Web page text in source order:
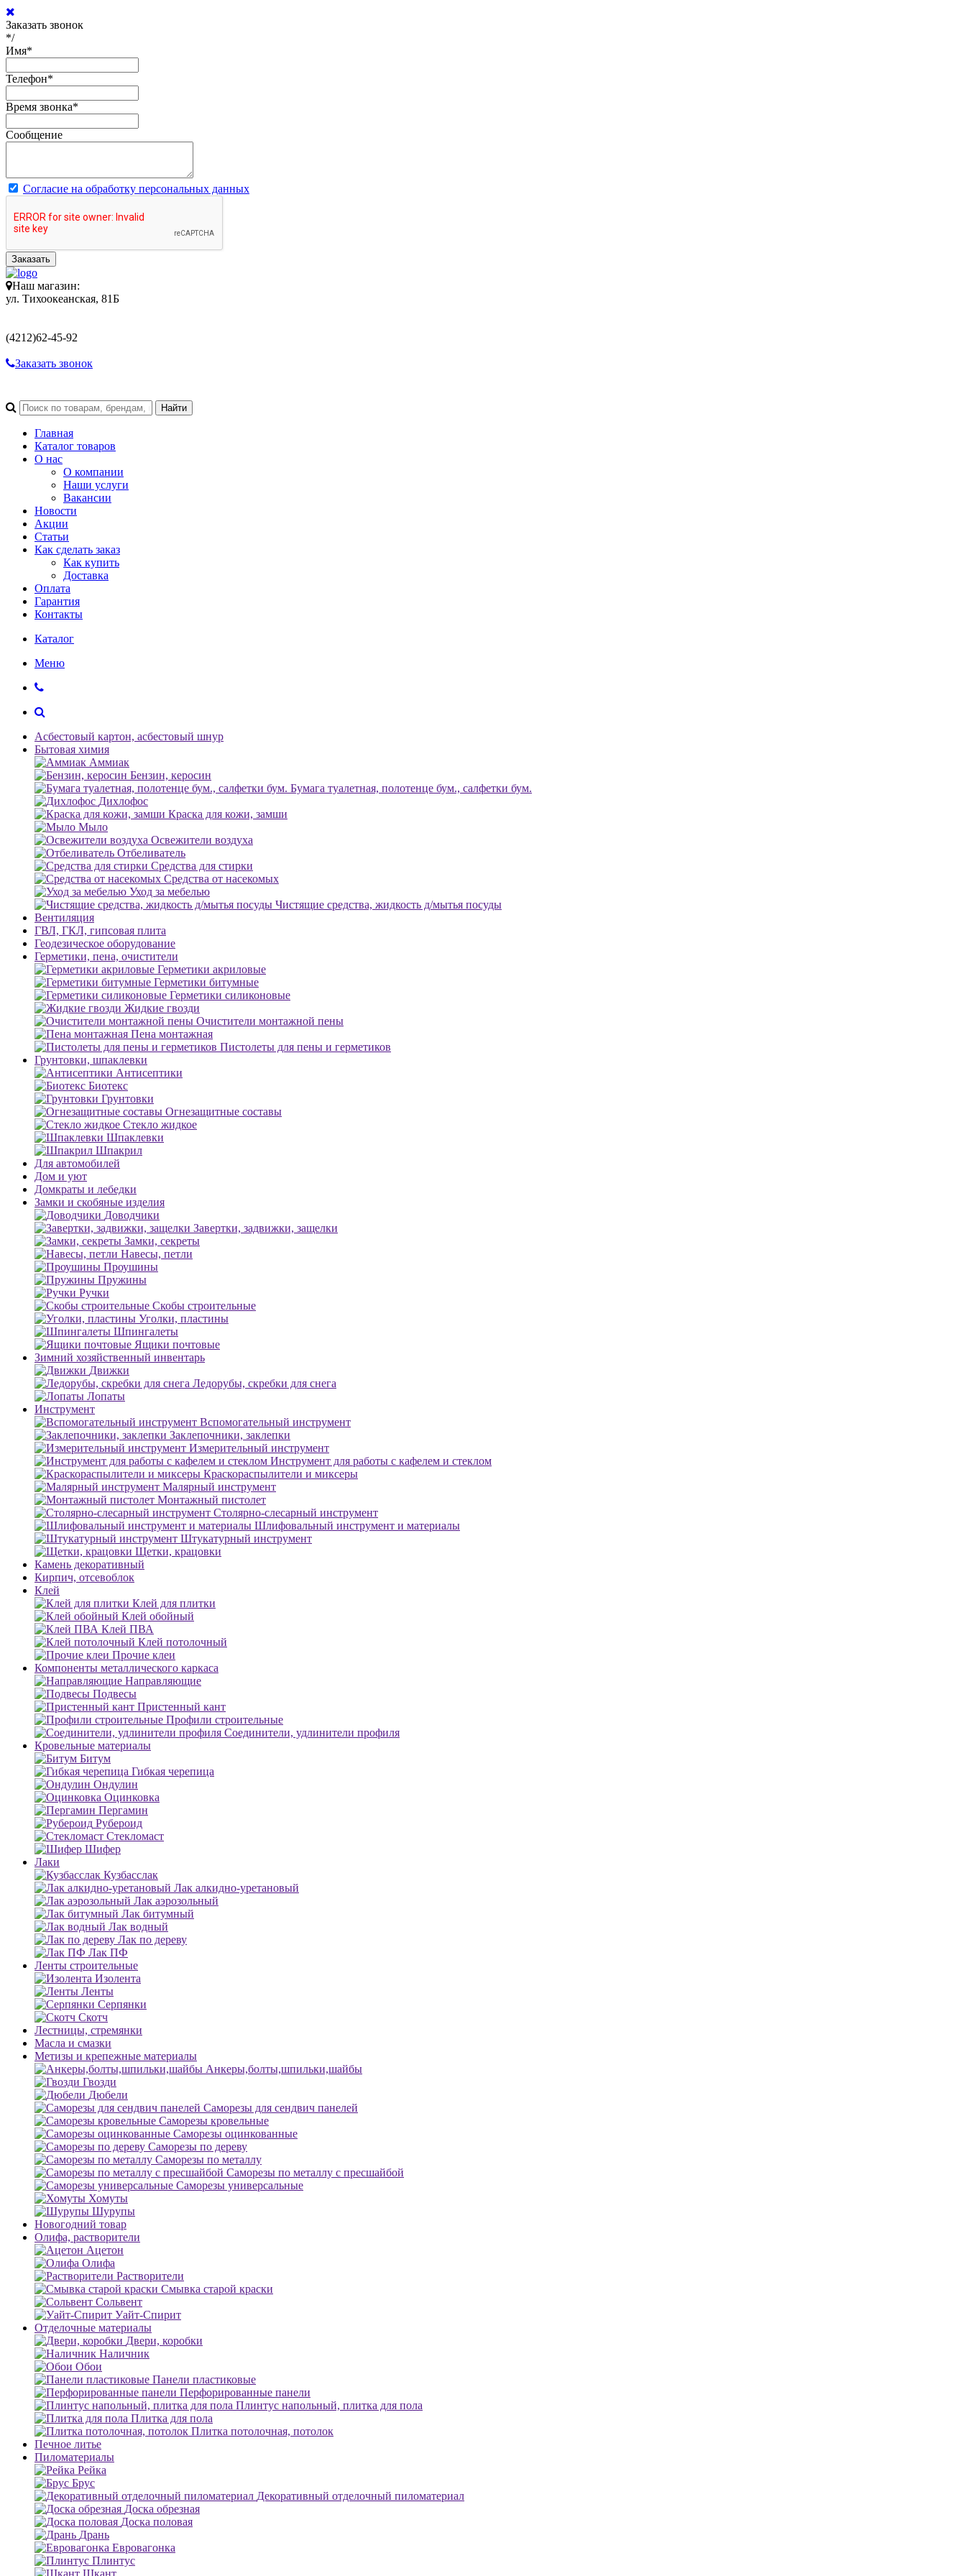
Заказать звонок
*/
Имя*
Телефон*
Время звонка*
Сообщение
Согласие на обработку персональных данных
Заказать
Наш магазин:
ул. Тихоокеанская, 81Б
(4212)62-45-92
Заказать звонок
Главная
Каталог товаров
О нас
О компании
Наши услуги
Вакансии
Новости
Акции
Статьи
Как сделать заказ
Как купить
Доставка
Оплата
Гарантия
Контакты
Каталог
Меню
Асбестовый картон, асбестовый шнур
Бытовая химия
Аммиак
Бензин, керосин
Бумага туалетная, полотенце бум., салфетки бум.
Дихлофос
Краска для кожи, замши
Мыло
Освежители воздуха
Отбеливатель
Средства для стирки
Средства от насекомых
Уход за мебелью
Чистящие средства, жидкость д/мытья посуды
Вентиляция
ГВЛ, ГКЛ, гипсовая плита
Геодезическое оборудование
Герметики, пена, очистители
Герметики акриловые
Герметики битумные
Герметики силиконовые
Жидкие гвозди
Очистители монтажной пены
Пена монтажная
Пистолеты для пены и герметиков
Грунтовки, шпаклевки
Антисептики
Биотекс
Грунтовки
Огнезащитные составы
Стекло жидкое
Шпаклевки
Шпакрил
Для автомобилей
Дом и уют
Домкраты и лебедки
Замки и скобяные изделия
Доводчики
Завертки, задвижки, защелки
Замки, секреты
Навесы, петли
Проушины
Пружины
Ручки
Скобы строительные
Уголки, пластины
Шпингалеты
Ящики почтовые
Зимний хозяйственный инвентарь
Движки
Ледорубы, скребки для снега
Лопаты
Инструмент
Вспомогательный инструмент
Заклепочники, заклепки
Измерительный инструмент
Инструмент для работы с кафелем и стеклом
Краскораспылители и миксеры
Малярный инструмент
Монтажный пистолет
Столярно-слесарный инструмент
Шлифовальный инструмент и материалы
Штукатурный инструмент
Щетки, крацовки
Камень декоративный
Кирпич, отсевоблок
Клей
Клей для плитки
Клей обойный
Клей ПВА
Клей потолочный
Прочие клеи
Компоненты металлического каркаса
Направляющие
Подвесы
Пристенный кант
Профили строительные
Соединители, удлинители профиля
Кровельные материалы
Битум
Гибкая черепица
Ондулин
Оцинковка
Пергамин
Рубероид
Стекломаст
Шифер
Лаки
Кузбасслак
Лак алкидно-уретановый
Лак аэрозольный
Лак битумный
Лак водный
Лак по дереву
Лак ПФ
Ленты строительные
Изолента
Ленты
Серпянки
Скотч
Лестницы, стремянки
Масла и смазки
Метизы и крепежные материалы
Анкеры,болты,шпильки,шайбы
Гвозди
Дюбели
Саморезы для сендвич панелей
Саморезы кровельные
Саморезы оцинкованные
Саморезы по дереву
Саморезы по металлу
Саморезы по металлу с пресшайбой
Саморезы универсальные
Хомуты
Шурупы
Новогодний товар
Олифа, растворители
Ацетон
Олифа
Растворители
Смывка старой краски
Сольвент
Уайт-Спирит
Отделочные материалы
Двери, коробки
Наличник
Обои
Панели пластиковые
Перфорированные панели
Плинтус напольный, плитка для пола
Плитка для пола
Плитка потолочная, потолок
Печное литье
Пиломатериалы
Рейка
Брус
Декоративный отделочный пиломатериал
Доска обрезная
Доска половая
Дрань
Евровагонка
Плинтус
Шкант